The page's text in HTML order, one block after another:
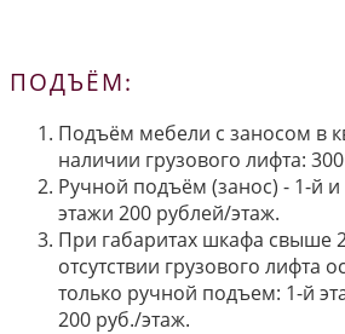
ПОДЪЁМ:
Подъём мебели с заносом в
наличии грузового лифта:
Ручной подъём (занос) - 1-й
этажи 200 рублей/этаж.
При габаритах шкафа свыше
отсутствии грузового лифта
только ручной подъем: 1-й
200 руб./этаж.